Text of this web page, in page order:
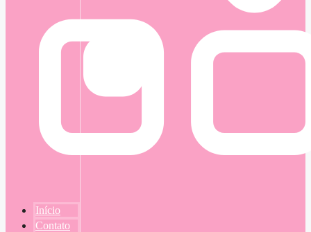
Início
Contato